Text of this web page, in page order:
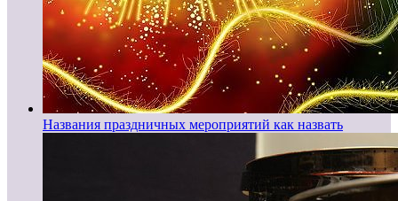
Названия праздничных мероприятий как назвать